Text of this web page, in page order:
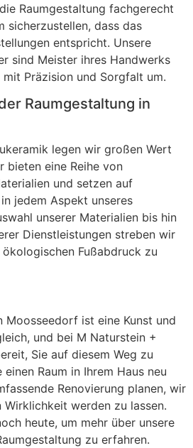
Raumgestaltung fachgerecht
sicherzustellen, dass das
entspricht. Unsere
sind Meister ihres Handwerks
Präzision und Sorgfalt um.
Raumgestaltung in
legen wir großen Wert
bieten eine Reihe von
und setzen auf
jedem Aspekt unseres
unserer Materialien bis hin
Dienstleistungen streben wir
Fußabdruck zu
Moosseedorf ist eine Kunst und
und bei M Naturstein +
Sie auf diesem Weg zu
Raum in Ihrem Haus neu
Renovierung planen, wir
werden zu lassen.
heute, um mehr über unsere
zu erfahren.